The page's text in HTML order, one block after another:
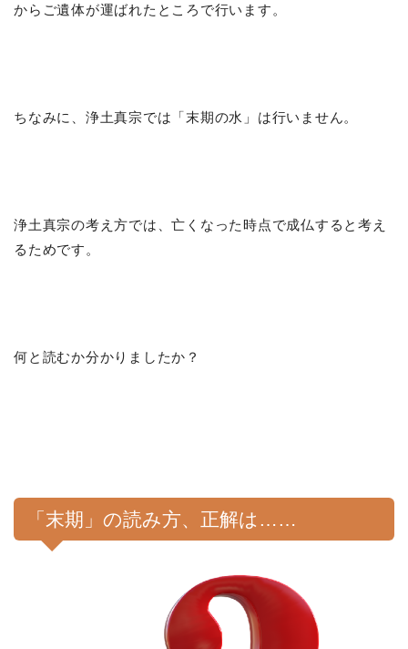
からご遺体が運ばれたところで行います。
ちなみに、浄土真宗では「末期の水」は行いません。
浄土真宗の考え方では、亡くなった時点で成仏すると考え
るためです。
何と読むか分かりましたか？
「末期」の読み方、正解は……